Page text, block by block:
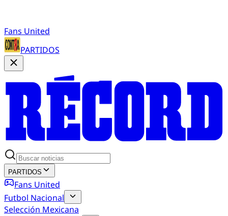
Fans United
PARTIDOS
PARTIDOS
Fans United
Futbol Nacional
Selección Mexicana